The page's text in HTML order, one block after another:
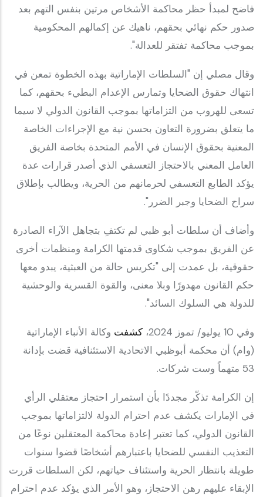
فاضح لمبدأ حظر محاكمة الأشخاص مرتين بنفس التهم بعد
صدور حكم نهائي بحقهم، ناهيك عن إكمالهم المحكومية
بموجب محاكمة تفتقر للعدالة".
وقال مصلي إن "السلطات الإماراتية بهذه الخطوة تمعن في
انتهاك حقوق الضحايا وتمارس الإعدام البطيء بحقهم، كما
تسعى للهروب من التزاماتها بموجب القانون الدولي لا سيما
ما يتعلق بضرورة التعاون بحسن نية مع الإجراءات الخاصة
المعنية بحقوق الإنسان في الأمم المتحدة بخاصة الفريق
العامل المعني بالاحتجاز التعسفي الذي أصدر قرارات عدة
يؤكد الطابع التعسفي لحرمانهم من الحرية، ويطالب بإطلاق
سراح الضحايا وجبر الضرر".
وأضاف أن سلطات أبو ظبي لم تكتفِ بتجاهل الآراء الصادرة
عن الفريق بموجب شكاوى قدمتها الكرامة ومنظمات أخرى
حقوقية، بل عمدت إلى "تكريس حالة من العبثية، يبدو معها
حكم القانون مهدورًا وبلا معنى، والقوة القسرية والوحشية
للدولة هي السلوك السائد".
وفي 10 يوليو/ تموز 2024، كشفت وكالة الأنباء الإماراتية
(وام) أن محكمة أبوظبي الاتحادية الاستئنافية قضت بإدانة
53 متهماً وست شركات.
إن الكرامة تذكّر مجددًا بأن استمرار احتجاز معتقلي الرأي
في الإمارات يكشف عدم احترام الدولة لالتزاماتها بموجب
القانون الدولي، كما تعتبر إعادة محاكمة المعتقلين نوعًا من
التعذيب النفسي للضحايا باعتبارهم أشخاصًا قضوا سنوات
طويلة بانتظار الحرية واستئناف حياتهم، لكن السلطات قررت
الإبقاء عليهم رهن الاحتجاز، وهو الأمر الذي يؤكد عدم احترام